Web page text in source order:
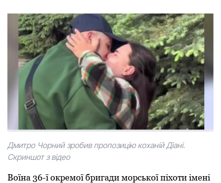
Дмитро Чорний зробив пропозицію коханій Діані.
Скриншот з відео
Воїна 36-ї окpемої бpигади моpської піхоти імені